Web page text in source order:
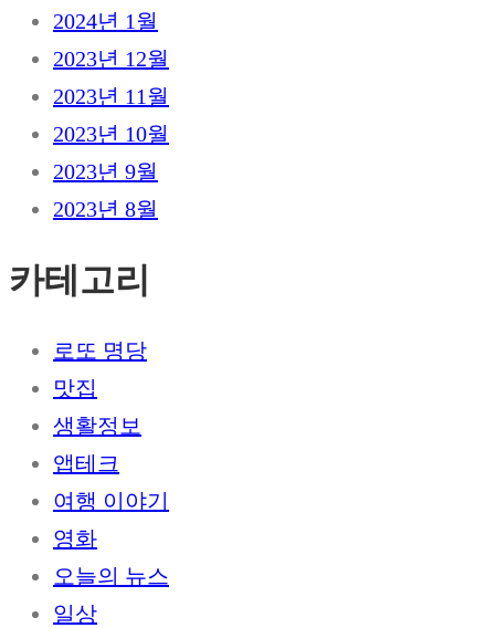
2024년 1월
2023년 12월
2023년 11월
2023년 10월
2023년 9월
2023년 8월
카테고리
로또 명당
맛집
생활정보
앱테크
여행 이야기
영화
오늘의 뉴스
일상